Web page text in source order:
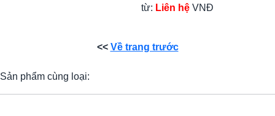
từ: Liên hệ VNĐ
<< Về trang trước
Sản phẩm cùng loại: